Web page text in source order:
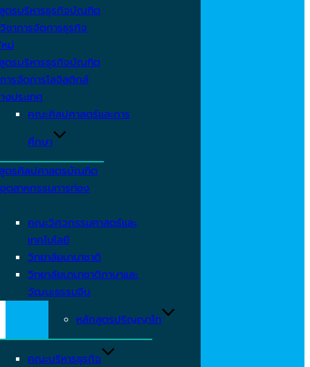
ตรบริหารธุรกิจบัณฑิต
ชาการจัดการธุรกิจ
ม่
ตรบริหารธุรกิจบัณฑิต
ารจัดการโลจิสติกส์
งประเทศ
คณะศิลปศาสตร์และการ
ศึกษา
ตรศิลปศาสตรบัณฑิต
ตสาหกรรมการท่อง
คณะวิศวกรรมศาสตร์และ
เทคโนโลยี
วิทยาลัยนานาชาติ
วิทยาลัยนานาชาติภาษาและ
วัฒนะธรรมจีน
หลักสูตรปริญญาโท
คณะบริหารธุรกิจ